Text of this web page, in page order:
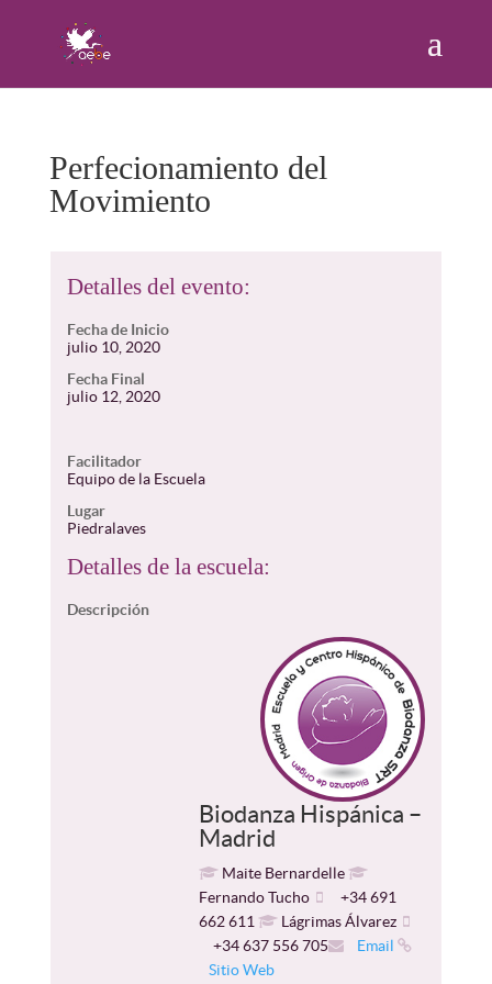
Perfecionamiento del
Movimiento
Detalles del evento:
Fecha de Inicio
julio 10, 2020
Fecha Final
julio 12, 2020
Facilitador
Equipo de la Escuela
Lugar
Piedralaves
Detalles de la escuela:
Descripción
Biodanza Hispánica –
Madrid
Maite Bernardelle
Fernando Tucho
+34 691
662 611
Lágrimas Álvarez
+34 637 556 705
Email
Sitio Web